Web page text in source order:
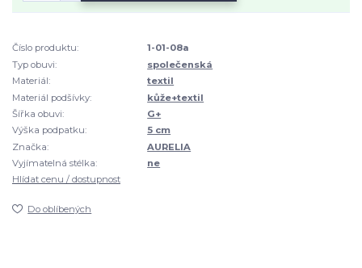
Číslo produktu:
1-01-08a
Typ obuvi:
společenská
Materiál:
textil
Materiál podšívky:
kůže+textil
Šířka obuvi:
G+
Výška podpatku:
5 cm
Značka:
AURELIA
Vyjímatelná stélka:
ne
Hlídat cenu / dostupnost
Do oblíbených